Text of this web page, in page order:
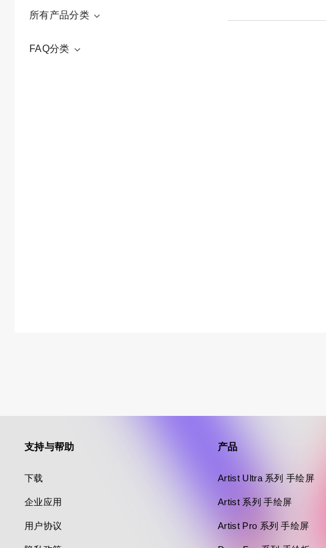
所有产品分类
FAQ分类
支持与帮助
下载
企业应用
用户协议
产品
Artist Ultra 系列 手绘屏
Artist 系列 手绘屏
Artist Pro 系列 手绘屏